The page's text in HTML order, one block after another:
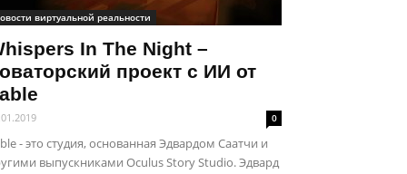
виртуальной реальности
In The Night –
проект с ИИ от
0
- это студия, основанная Эдвардом Саатчи и
выпускниками Oculus Story Studio. Эдвард